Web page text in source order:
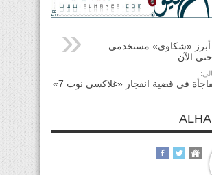
«شكاوى» مستخدمي
في قضية انفجار «غلاكسي نوت 7»